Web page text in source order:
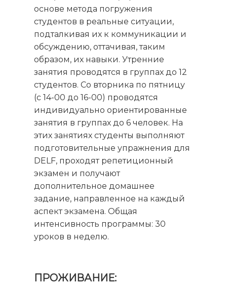
основе метода погружения
студентов в реальные ситуации,
подталкивая их к коммуникации и
обсуждению, оттачивая, таким
образом, их навыки. Утренние
занятия проводятся в группах до 12
студентов. Со вторника по пятницу
(с 14-00 до 16-00) проводятся
индивидуально ориентированные
занятия в группах до 6 человек. На
этих занятиях студенты выполняют
подготовительные упражнения для
DELF, проходят репетиционный
экзамен и получают
дополнительное домашнее
задание, направленное на каждый
аспект экзамена. Общая
интенсивность программы: 30
уроков в неделю.
ПРОЖИВАНИЕ: